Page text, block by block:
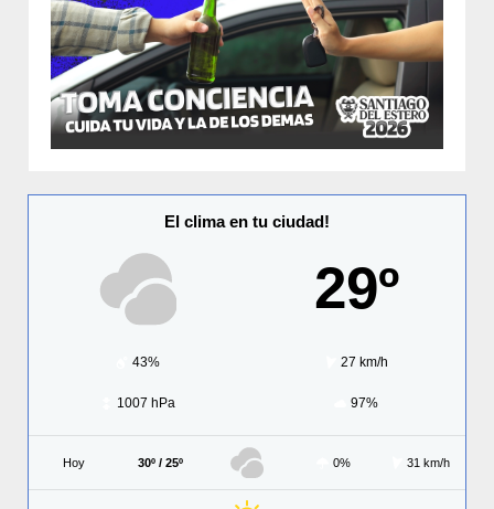
El clima en tu ciudad!
29º
43% 27 km/h
1007 hPa 97%
Hoy 30º / 25º 0% 31 km/h